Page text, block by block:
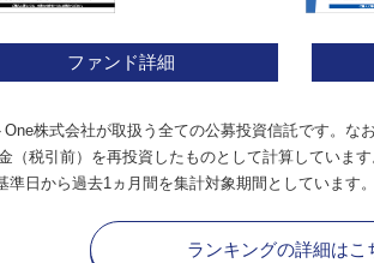
ファンド詳細
株式会社が取扱う全ての公募投資信託です。な
税引前）を再投資したものとして計算しています
日から過去1ヵ月間を集計対象期間としています。
ランキングの詳細はこ